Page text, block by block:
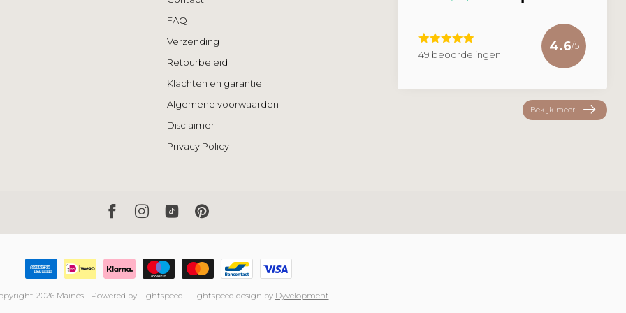
FAQ
Verzending
Retourbeleid
Klachten en garantie
Algemene voorwaarden
Disclaimer
Privacy Policy
49 beoordelingen
4.6/5
Bekijk meer
2026 Mainès - Powered by Lightspeed - Lightspeed design by Dyvelopment